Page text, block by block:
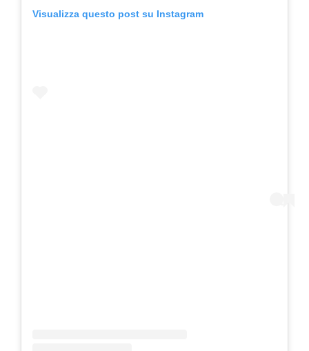
Visualizza questo post su Instagram